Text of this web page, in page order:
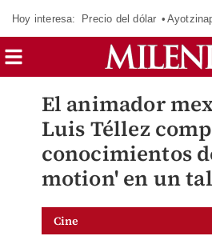
Hoy interesa: Precio del dólar
El animador
Luis Téllez
conocimientos
motion' en un
Cine